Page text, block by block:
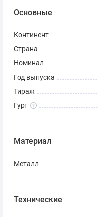
Основные
Континент
Страна
Номинал
Год выпуска
Тираж
Гурт
Материал
Металл
Технические